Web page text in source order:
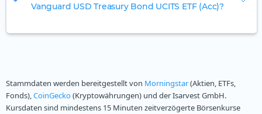
Vanguard USD Treasury Bond UCITS ETF (Acc)?
Stammdaten werden bereitgestellt von Morningstar(Aktien, ETFs,
Fonds),CoinGecko(Kryptowährungen) und der Isarvest GmbH.
Kursdaten sind mindestens 15 Minuten zeitverzögerte Börsenkurse